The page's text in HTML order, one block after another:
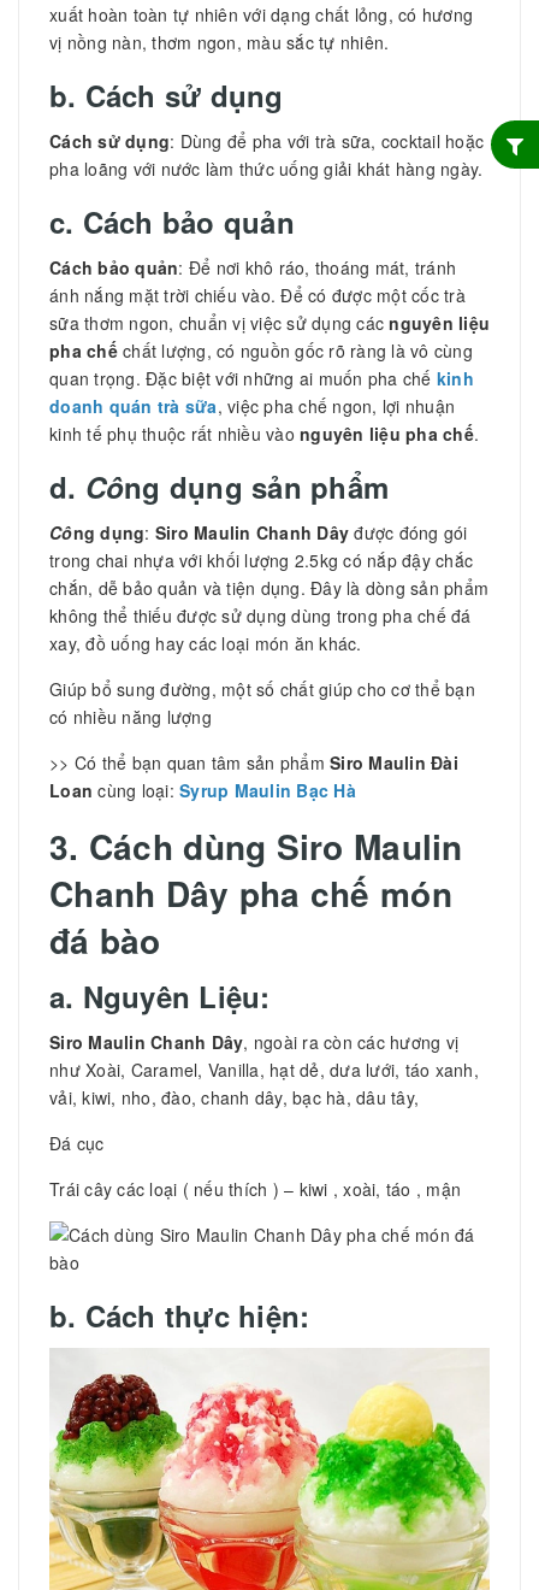
xuất hoàn toàn tự nhiên với dạng chất lỏng, có hương
vị nồng nàn, thơm ngon, màu sắc tự nhiên.
b. Cách sử dụng
Cách sử dụng: Dùng để pha với trà sữa, cocktail hoặc
pha loãng với nước làm thức uống giải khát hàng ngày.
c. Cách bảo quản
Cách bảo quản: Để nơi khô ráo, thoáng mát, tránh
ánh nắng mặt trời chiếu vào. Để có được một cốc trà
sữa thơm ngon, chuẩn vị việc sử dụng cácnguyên liệu
pha chếchất lượng, có nguồn gốc rõ ràng là vô cùng
quan trọng. Đặc biệt với những ai muốn pha chế kinh
doanh quán trà sữa, việc pha chế ngon, lợi nhuận
kinh tế phụ thuộc rất nhiều vào nguyên liệu pha chế.
d. Công dụng sản phẩm
Công dụng: Siro Maulin Chanh Dây được đóng gói
trong chai nhựa với khối lượng 2.5kg có nắp đậy chắc
chắn, dễ bảo quản và tiện dụng. Đây là dòng sản phẩm
không thể thiếu được sử dụng dùng trong pha chế đá
xay, đồ uống hay các loại món ăn khác.
Giúp bổ sung đường, một số chất giúp cho cơ thể bạn
có nhiều năng lượng
>> Có thể bạn quan tâm sản phẩm Siro Maulin Đài
Loan cùng loại: Syrup Maulin Bạc Hà
3. Cách dùng Siro Maulin
Chanh Dây pha chế món
đá bào
a. Nguyên Liệu:
Siro Maulin Chanh Dây, ngoài ra còn các hương vị
như Xoài, Caramel, Vanilla, hạt dẻ, dưa lưới, táo xanh,
vải, kiwi, nho, đào, chanh dây, bạc hà, dâu tây,
Đá cục
Trái cây các loại ( nếu thích ) – kiwi , xoài, táo , mận
b. Cách thực hiện: